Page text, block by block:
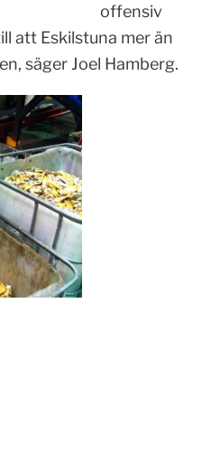
offensiv
att Eskilstuna mer än
säger Joel Hamberg.